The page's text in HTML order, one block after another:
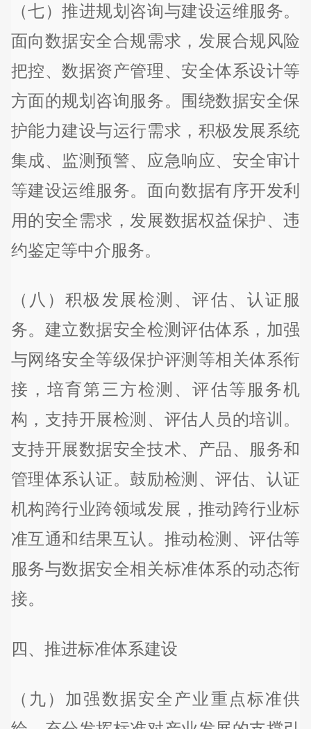
（七）推进规划咨询与建设运维服务。
面向数据安全合规需求，发展合规风险
把控、数据资产管理、安全体系设计等
方面的规划咨询服务。围绕数据安全保
护能力建设与运行需求，积极发展系统
集成、监测预警、应急响应、安全审计
等建设运维服务。面向数据有序开发利
用的安全需求，发展数据权益保护、违
约鉴定等中介服务。
（八）积极发展检测、评估、认证服
务。建立数据安全检测评估体系，加强
与网络安全等级保护评测等相关体系衔
接，培育第三方检测、评估等服务机
构，支持开展检测、评估人员的培训。
支持开展数据安全技术、产品、服务和
管理体系认证。鼓励检测、评估、认证
机构跨行业跨领域发展，推动跨行业标
准互通和结果互认。推动检测、评估等
服务与数据安全相关标准体系的动态衔
接。
四、推进标准体系建设
（九）加强数据安全产业重点标准供